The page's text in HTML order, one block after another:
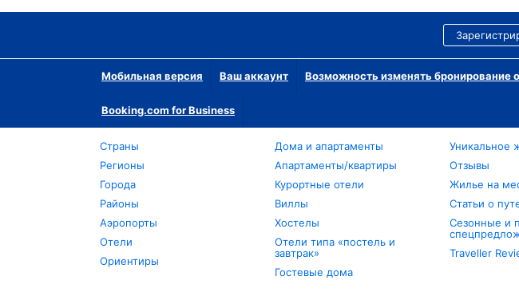
Мобильная версия Ваш аккаунт Возможность изменять бронирование
Booking.com for Business
Страны
Регионы
Города
Районы
Аэропорты
Отели
Ориентиры
Дома и апартаменты
Апартаменты/квартиры
Курортные отели
Виллы
Хостелы
Отели типа «постель и
завтрак»
Гостевые дома
Уникальное
Отзывы
Жилье на
Статьи о
Сезонные и
Traveller